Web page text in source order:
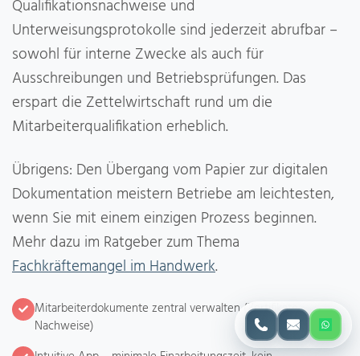
Qualifikationsnachweise und
Unterweisungsprotokolle sind jederzeit abrufbar –
sowohl für interne Zwecke als auch für
Ausschreibungen und Betriebsprüfungen. Das
erspart die Zettelwirtschaft rund um die
Mitarbeiterqualifikation erheblich.
Übrigens: Den Übergang vom Papier zur digitalen
Dokumentation meistern Betriebe am leichtesten,
wenn Sie mit einem einzigen Prozess beginnen.
Mehr dazu im Ratgeber zum Thema
Fachkräftemangel im Handwerk.
Mitarbeiterdokumente zentral verwalten (Zertifikate,
Nachweise)